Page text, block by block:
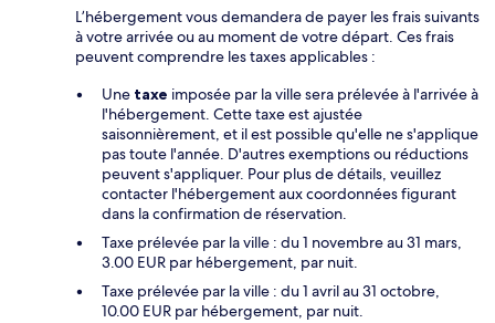
L’hébergement vous demandera de payer les frais suivants
à votre arrivée ou au moment de votre départ. Ces frais
peuvent comprendre les taxes applicables :
Une taxe imposée par la ville sera prélevée à l'arrivée à
l'hébergement. Cette taxe est ajustée
saisonnièrement, et il est possible qu'elle ne s'applique
pas toute l'année. D'autres exemptions ou réductions
peuvent s'appliquer. Pour plus de détails, veuillez
contacter l'hébergement aux coordonnées figurant
dans la confirmation de réservation.
Taxe prélevée par la ville : du 1 novembre au 31 mars,
3.00 EUR par hébergement, par nuit.
Taxe prélevée par la ville : du 1 avril au 31 octobre,
10.00 EUR par hébergement, par nuit.